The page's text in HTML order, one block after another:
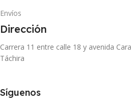
Envíos
Dirección
Carrera 11 entre calle 18 y avenida
Táchira
Síguenos